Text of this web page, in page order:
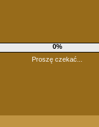
0%
Proszę czekać...